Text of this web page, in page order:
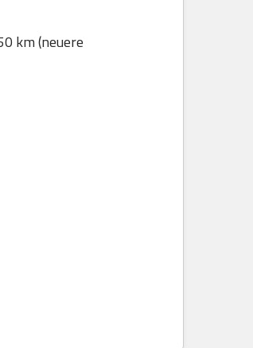
km (neuere